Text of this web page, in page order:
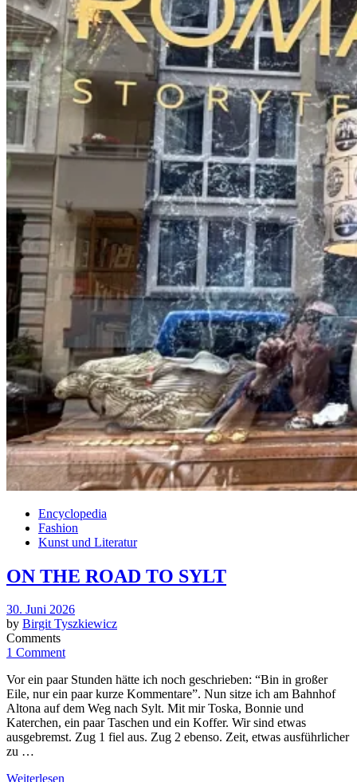
Encyclopedia
Fashion
Kunst und Literatur
ON THE ROAD TO SYLT
Posted
on
30. Juni 2026
by Birgit Tyszkiewicz
Comments
1 Comment
Vor ein paar Stunden hätte ich noch geschrieben: “Bin in großer
Eile, nur ein paar kurze Kommentare”. Nun sitze ich am Bahnhof
Altona auf dem Weg nach Sylt. Mit mir Toska, Bonnie und
Katerchen, ein paar Taschen und ein Koffer. Wir sind etwas
ausgebremst. Zug 1 fiel aus. Zug 2 ebenso. Zeit, etwas ausführlicher
zu …
Weiterlesen